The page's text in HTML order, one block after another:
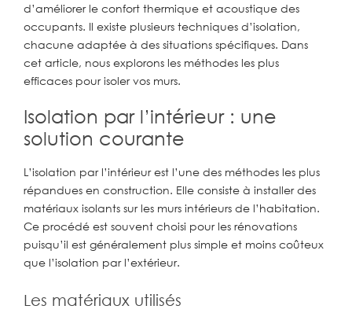
d’améliorer le confort thermique et acoustique des
occupants. Il existe plusieurs techniques d’isolation,
chacune adaptée à des situations spécifiques. Dans
cet article, nous explorons les méthodes les plus
efficaces pour isoler vos murs.
Isolation par l’intérieur : une
solution courante
L’isolation par l’intérieur est l’une des méthodes les plus
répandues en construction. Elle consiste à installer des
matériaux isolants sur les murs intérieurs de l’habitation.
Ce procédé est souvent choisi pour les rénovations
puisqu’il est généralement plus simple et moins coûteux
que l’isolation par l’extérieur.
Les matériaux utilisés